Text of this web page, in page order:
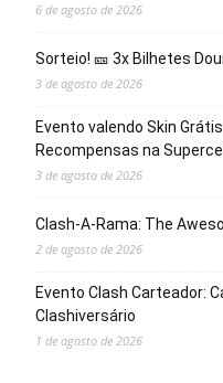
6 de agosto de 2026
Sorteio! 🎫 3x Bilhetes
3 de agosto de 2026
Evento valendo Skin
Recompensas na
3 de agosto de 2026
Clash-A-Rama: The
2 de agosto de 2026
Evento Clash Carteador:
Clashiversário
1 de agosto de 2026